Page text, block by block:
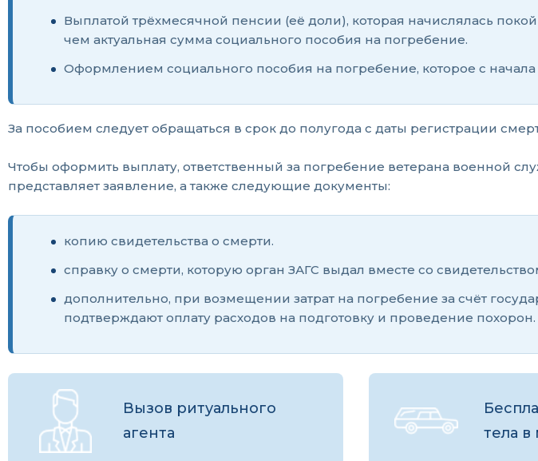
Выплатой трёхмесячной пенсии (её доли), которая начислялась
чем актуальная сумма социального пособия на погребение.
Оформлением социального пособия на погребение, которое с начала
За пособием следует обращаться в срок до полугода с даты регистрации
Чтобы оформить выплату, ответственный за погребение ветерана военной
представляет заявление, а также следующие документы:
копию свидетельства о смерти.
справку о смерти, которую орган ЗАГС выдал вместе со
дополнительно, при возмещении затрат на погребение за счёт
подтверждают оплату расходов на подготовку и проведение похорон.
Вызов ритуального
агента
тела в